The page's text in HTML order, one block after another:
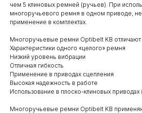
чем 5 клиновых ремней (ручьев). При
многоручьевого ремня в одном приводе,
применение в комплектах.
Многоручьевые ремни Optibelt KB
Характеристики одного «целого» ремня
Низкий уровень вибрации
Отличная гибкость
Применение в приводах сцепления
Высокая надежность в работе
Использование в плоско-клиновых приводах
Многоручьевые ремни Optibelt KB